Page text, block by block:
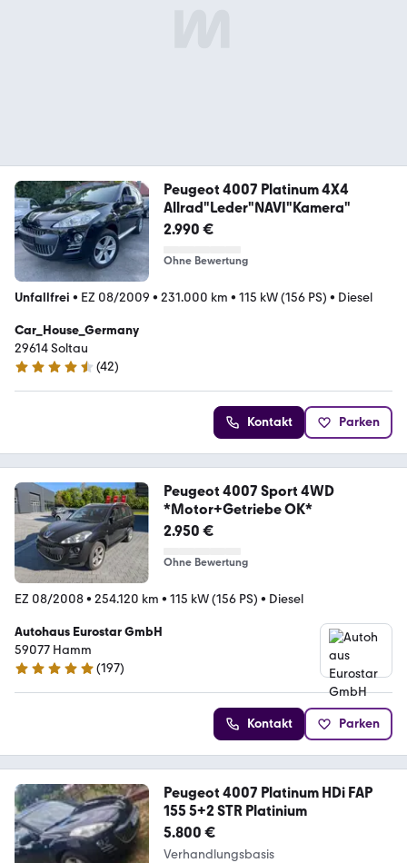
Peugeot 4007 Platinum 4X4
Allrad"Leder"NAVI"Kamera"
2.990 €
Ohne Bewertung
Unfallfrei • EZ 08/2009 • 231.000 km • 115 kW (156 PS) • Diesel
Car_House_Germany
29614 Soltau
4.4 Sterne
(42)
Kontakt Parken
Peugeot 4007 Sport 4WD
*Motor+Getriebe OK*
2.950 €
Ohne Bewertung
EZ 08/2008• 254.120 km • 115 kW (156 PS) • Diesel
Autohaus Eurostar GmbH
59077 Hamm
4.9 Sterne
(197)
Kontakt Parken
Peugeot 4007 Platinum HDi FAP
155 5+2 STR Platinium
5.800 €
Verhandlungsbasis